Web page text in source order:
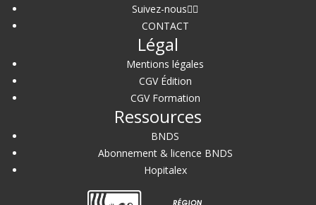
Suivez-nous
CONTACT
Légal
Mentions légales
CGV Édition
CGV Formation
Ressources
BNDS
Abonnement & licence BNDS
Hopitalex